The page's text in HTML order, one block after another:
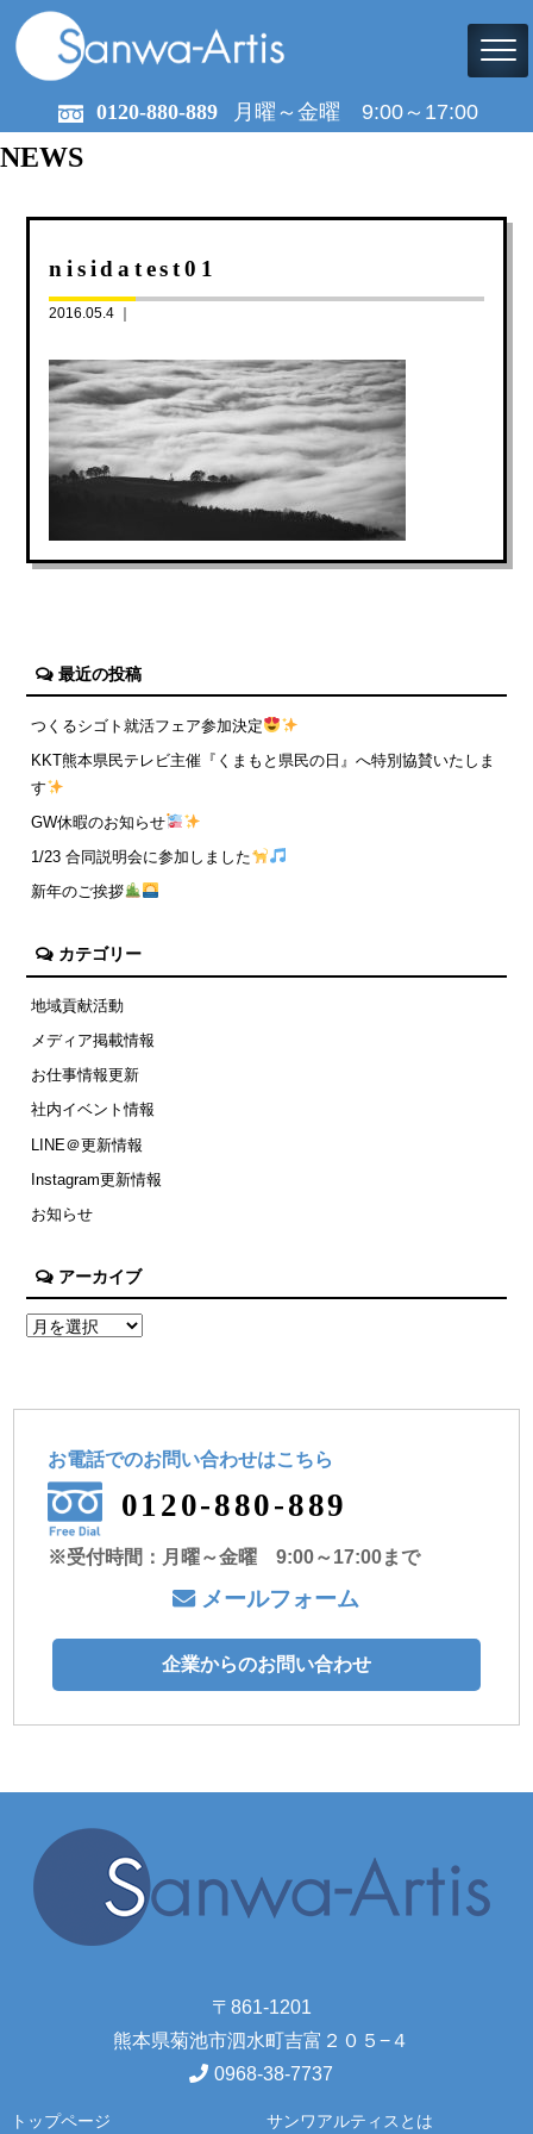
0120-880-889 月曜～金曜 9:00～17:00
NEWS
nisidatest01
2016.05.4 ｜
最近の投稿
つくるシゴト就活フェア参加決定
KKT熊本県民テレビ主催『くまもと県民の日』へ特別協賛いたしま
す
GW休暇のお知らせ
1/23 合同説明会に参加しました
新年のご挨拶
カテゴリー
地域貢献活動
メディア掲載情報
お仕事情報更新
社内イベント情報
LINE＠更新情報
Instagram更新情報
お知らせ
アーカイブ
お電話でのお問い合わせはこちら
0120-880-889
※受付時間：月曜～金曜 9:00～17:00まで
メールフォーム
企業からのお問い合わせ
〒861-1201
熊本県菊池市泗水町吉富２０５−４
0968-38-7737
トップページ サンワアルティスとは